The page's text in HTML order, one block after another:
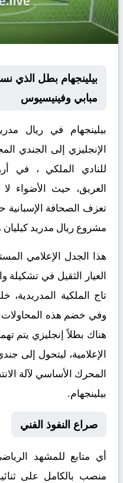
بيلينجهام بطل الذي
مبابي وفينيسيوس
​بيلينجهام في ريال
الإنجليزي إلى الجندي
للنادي الملكي ، في
العريق، حيث الأضواء
تعزف الصحافة الإسبانية
مشروع ريال مدريد
​هذا الجدل الإعلامي
العيار الثقيل في
تاج الملكية
وفي خضم هذه المحاولات
هناك بطلاً إنجليزي يتم
الإعلامية، ليتحول إلى
المحرك الأساسي لآلة
بيلينجهام.
​صراع النفوذ الفني
​أي متابع للمشهد
منصب بالكامل على